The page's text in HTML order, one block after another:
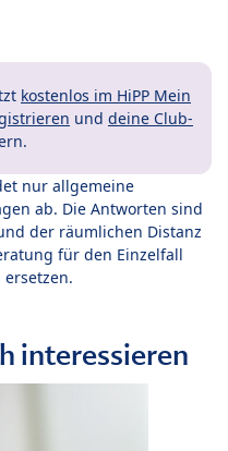
kostenlos im HiPP Mein
und deine Club-
nur allgemeine
ab. Die Antworten sind
der räumlichen Distanz
für den Einzelfall
interessieren